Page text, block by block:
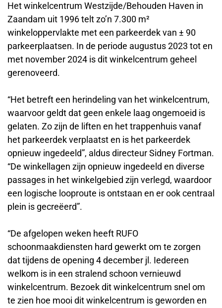
Het winkelcentrum Westzijde/Behouden Haven in
Zaandam uit 1996 telt zo’n 7.300 m²
winkeloppervlakte met een parkeerdek van ± 90
parkeerplaatsen. In de periode augustus 2023 tot en
met november 2024 is dit winkelcentrum geheel
gerenoveerd.
“Het betreft een herindeling van het winkelcentrum,
waarvoor geldt dat geen enkele laag ongemoeid is
gelaten. Zo zijn de liften en het trappenhuis vanaf
het parkeerdek verplaatst en is het parkeerdek
opnieuw ingedeeld”, aldus directeur Sidney Fortman.
“De winkellagen zijn opnieuw ingedeeld en diverse
passages in het winkelgebied zijn verlegd, waardoor
een logische looproute is ontstaan en er ook centraal
plein is gecreëerd”.
“De afgelopen weken heeft RUFO
schoonmaakdiensten hard gewerkt om te zorgen
dat tijdens de opening 4 december jl. Iedereen
welkom is in een stralend schoon vernieuwd
winkelcentrum. Bezoek dit winkelcentrum snel om
te zien hoe mooi dit winkelcentrum is geworden en